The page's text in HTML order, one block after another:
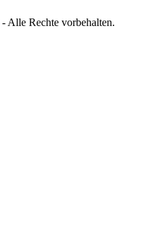
- Alle Rechte vorbehalten.